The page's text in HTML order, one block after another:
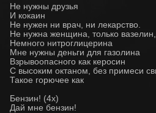
Не нужны друзья
И кокаин
Не нужен ни врач, ни лекарство.
Не нужна женщина, только вазелин,
Немного нитроглицерина
Мне нужны деньги для газолина
Взрывоопасного как керосин
С высоким октаном, без примеси
Такое горючее как
Бензин! (4x)
Дай мне бензин!